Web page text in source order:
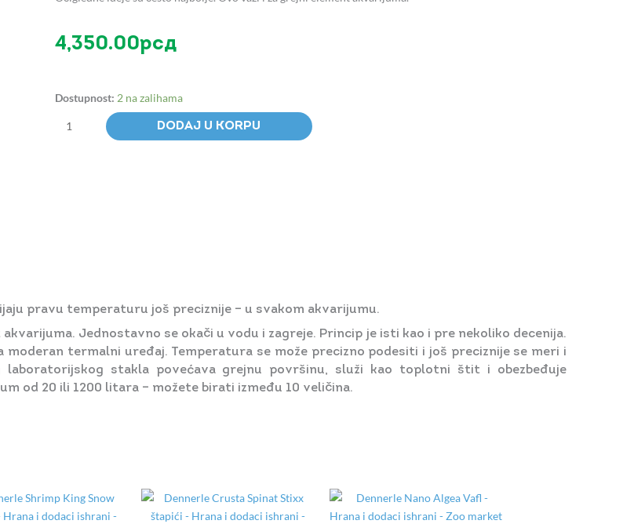
4,350.00рсд
Dostupnost: 2 na zalihama
thermocontrol
DODAJ U KORPU
pravu temperaturu još preciznije – u svakom akvarijumu.
Jednostavno se okači u vodu i zagreje. Princip je isti kao i pre nekoliko decenija.
termalni uređaj. Temperatura se može precizno podesiti i još preciznije se meri i
laboratorijskog stakla povećava grejnu površinu, služi kao toplotni štit i obezbeđuje
od 20 ili 1200 litara – možete birati između 10 veličina.